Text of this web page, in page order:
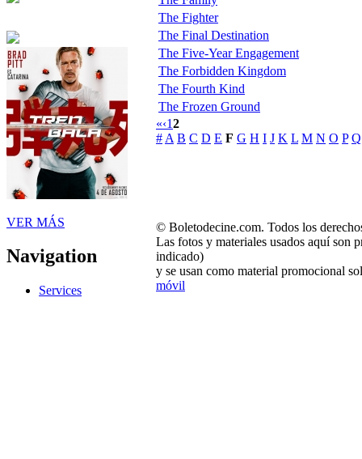
VER MÁS
Navigation
Services
The Fighter
The Final Destination
The Five-Year Engagement
The Forbidden Kingdom
The Fourth Kind
The Frozen Ground
«‹12
#A B C D E F G H I J K L M N O P Q
© Boletodecine.com. Todos los
Las fotos y materiales usados aquí son
indicado)
y se usan como material promocional
móvil